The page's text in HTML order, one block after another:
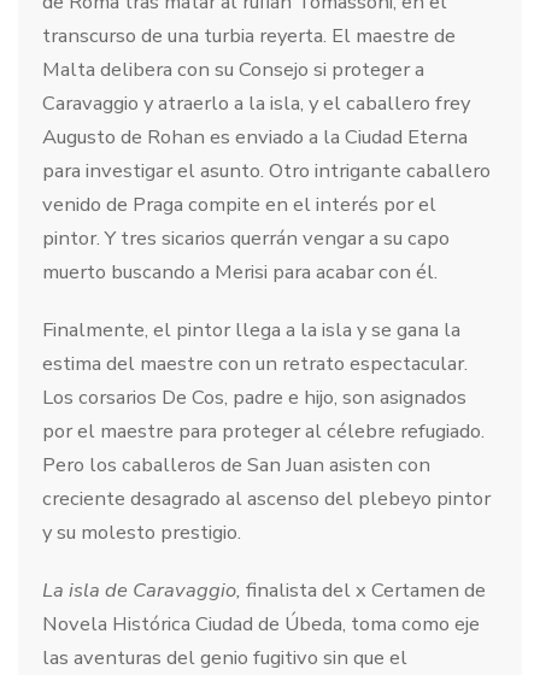
transcurso de una turbia reyerta. El maestre de
Malta delibera con su Consejo si proteger a
Caravaggio y atraerlo a la isla, y el caballero frey
Augusto de Rohan es enviado a la Ciudad Eterna
para investigar el asunto. Otro intrigante caballero
venido de Praga compite en el interés por el
pintor. Y tres sicarios querrán vengar a su capo
muerto buscando a Merisi para acabar con él.
Finalmente, el pintor llega a la isla y se gana la
estima del maestre con un retrato espectacular.
Los corsarios De Cos, padre e hijo, son asignados
por el maestre para proteger al célebre refugiado.
Pero los caballeros de San Juan asisten con
creciente desagrado al ascenso del plebeyo pintor
y su molesto prestigio.
La isla de Caravaggio, finalista del x Certamen de
Novela Histórica Ciudad de Úbeda, toma como eje
las aventuras del genio fugitivo sin que el